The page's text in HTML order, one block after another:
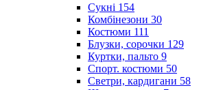
Сукні 154
Комбінезони 30
Костюми 111
Блузки, сорочки 129
Куртки, пальто 9
Спорт. костюми 50
Светри, кардигани 58